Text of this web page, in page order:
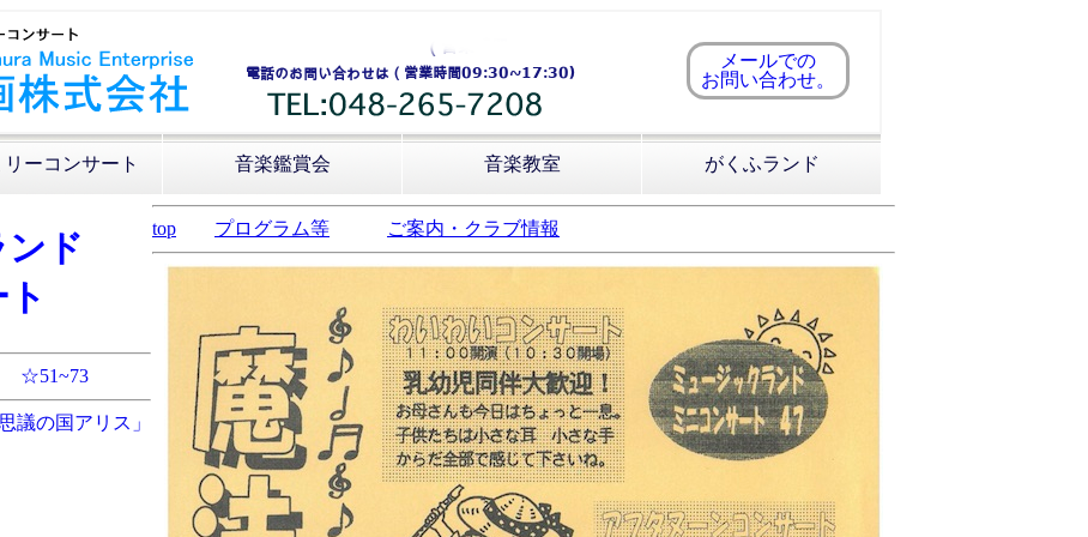
メールでの
お問い合わせ。
ーコンサート 音楽鑑賞会 音楽教室 がくふランド
ンド
☆51~73
議の国アリス」
top プログラム等 ご案内・クラブ情報